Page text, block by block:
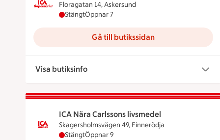
Floragatan 14, Askersund
ICA Jouren, Askersund har stängt, öppnar
StängtÖppnar 7
Gå till butikssidan
Visa butiksinfo
ICA Nära Carlssons livsmedel
Skagersholmsvägen 49, Finnerödja
ICA Nära Carlssons livsmedel har stängt,
StängtÖppnar 9